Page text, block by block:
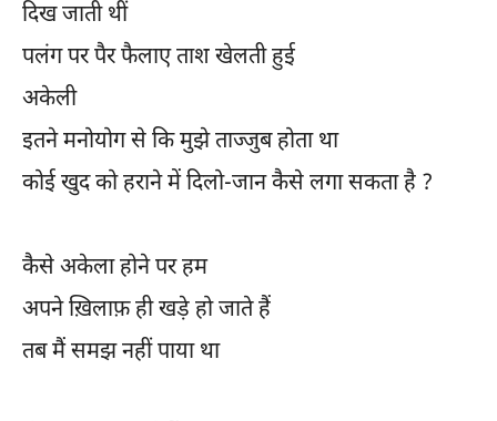
दिख जाती थीं
पलंग पर पैर फैलाए ताश खेलती हुई
अकेली
इतने मनोयोग से कि मुझे ताज्जुब होता था
कोई खुद को हराने में दिलो-जान कैसे लगा सकता है ?
कैसे अकेला होने पर हम
अपने ख़िलाफ़ ही खड़े हो जाते हैं
तब मैं समझ नहीं पाया था